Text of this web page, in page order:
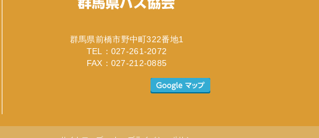
群馬県前橋市野中町322番地1
TEL：027-261-2072
FAX：027-212-0885